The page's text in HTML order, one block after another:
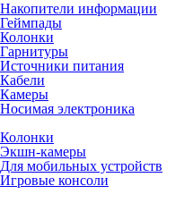
Накопители информации
Геймпады
Колонки
Гарнитуры
Источники питания
Кабели
Камеры
Носимая электроника
Колонки
Экшн-камеры
Для мобильных устройств
Игровые консоли